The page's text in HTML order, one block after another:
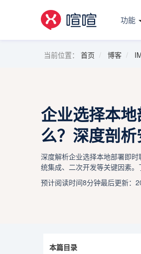
功能
当前位置： 首页 博客
企业选择本
么？深度剖
深度解析企业选择本地部署即
统集成、二次开发等关键因素。
预计阅读时间8分钟最后更新：
本篇目录